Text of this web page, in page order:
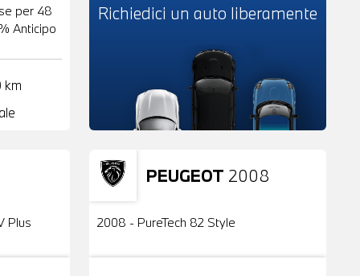
per 48
Anticipo
km
Richiedici un auto liberamente
Plus
PEUGEOT 2008
Usato
2008 - PureTech 82 Style